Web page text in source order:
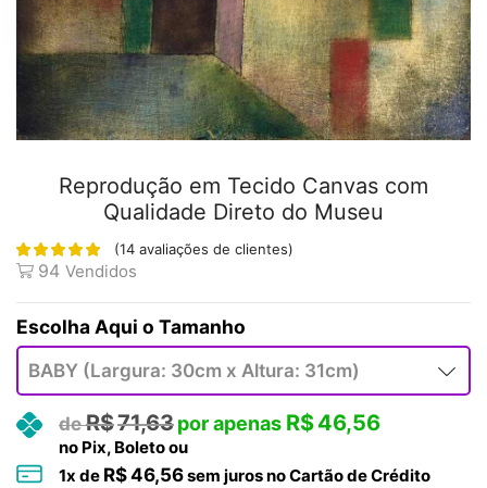
Reprodução em Tecido Canvas com
Qualidade Direto do Museu
(14 avaliações de clientes)
94 Vendidos
Tamanho
R$71,63 R$46,56
no Pix, Boleto ou
1x de R$46,56sem juros no Cartão de Crédito